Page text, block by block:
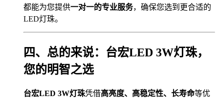
都能为您提供一对一的专业服务，确保您选到更合适的
LED灯珠。
四、总的来说：台宏LED 3W灯珠，
您的明智之选
台宏LED 3W灯珠凭借高亮度、高稳定性、长寿命等优